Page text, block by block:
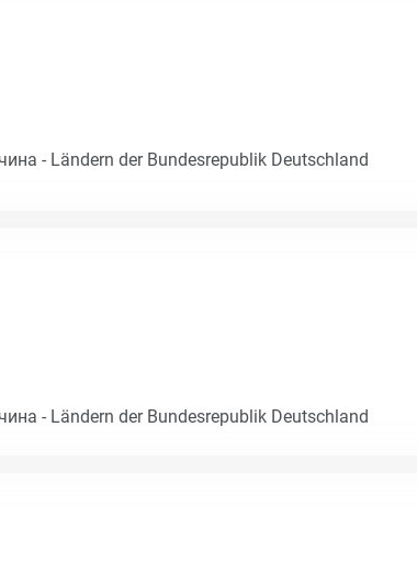
- Ländern der Bundesrepublik Deutschland
- Ländern der Bundesrepublik Deutschland